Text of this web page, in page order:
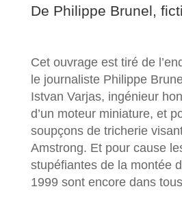
De Philippe Brunel,
Cet ouvrage est tiré de
le journaliste Philippe
Istvan Varjas, ingénieur
d’un moteur miniature, et
soupçons de tricherie
Amstrong. Et pour cause
stupéfiantes de la montée
1999 sont encore dans